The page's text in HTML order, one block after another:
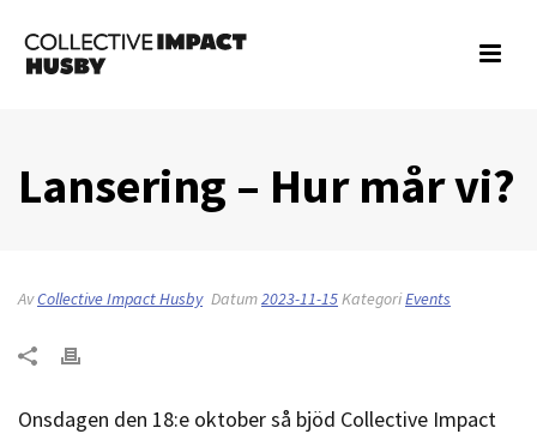
Lansering – Hur mår vi?
AvCollective Impact Husby Datum2023-11-15KategoriEvents
Onsdagen den 18:e oktober så bjöd Collective Impact